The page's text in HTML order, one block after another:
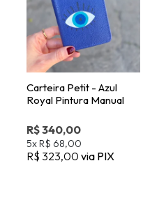
Carteira Petit - Azul
Royal Pintura Manual
R$ 340,00
5xR$ 68,00
R$ 323,00via PIX